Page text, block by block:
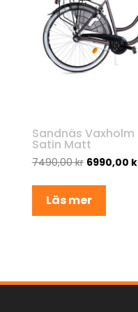
Sandnäs Vaxholm
Satin Matt
7490,00kr 6990,00
Läs mer